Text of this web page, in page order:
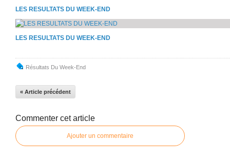
LES RESULTATS DU WEEK-END
LES RESULTATS DU WEEK-END
Résultats Du Week-End
« Article précédent
Commenter cet article
Ajouter un commentaire